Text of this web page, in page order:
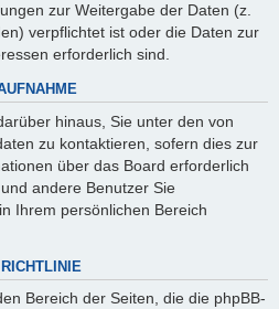
zur Weitergabe der Daten (z.
verpflichtet ist oder die Daten zur
erforderlich sind.
hinaus, Sie unter den von
zu kontaktieren, sofern dies zur
über das Board erforderlich
andere Benutzer Sie
Ihrem persönlichen Bereich
Bereich der Seiten, die die phpBB-